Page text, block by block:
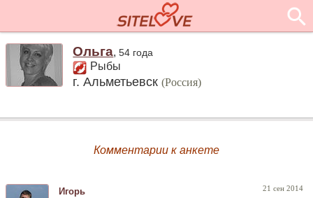
Ольга,54 года
Рыбы
г. Альметьевск(Россия)
Комментарии к анкете
21 сен 2014
Игорь